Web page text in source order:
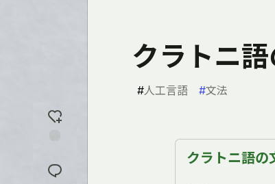
応
を
クラトニ
#人工言語 #文法
クラトニ語の